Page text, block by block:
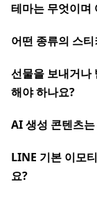
테마는 무엇이며
어떤 종류의 스
선물을 보내거나
해야 하나요?
AI 생성 콘텐츠
LINE 기본 이모
요?